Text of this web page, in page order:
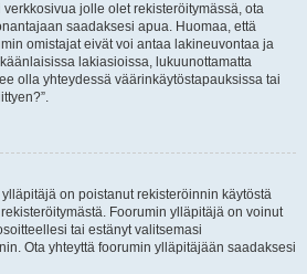
jolle olet rekisteröitymässä, ota
saadaksesi apua. Huomaa, että
omistajat eivät voi antaa lakineuvontaa ja
lakiasioissa, lukuunottamatta
olla yhteydessä väärinkäytöstapauksissa tai
on poistanut rekisteröinnin käytöstä
Foorumin ylläpitäjä on voinut
tai estänyt valitsemasi
Ota yhteyttä foorumin ylläpitäjään saadaksesi